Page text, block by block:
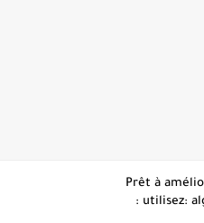
👋 Prêt à
: utilisez: